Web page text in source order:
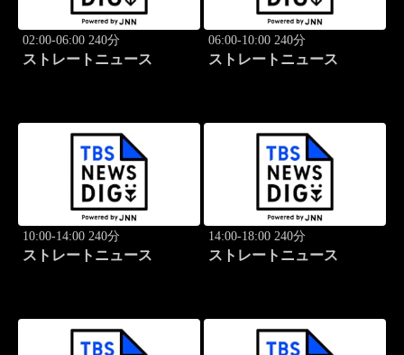
02:00-06:00 240分
ストレートニュース
06:00-10:00 240分
ストレートニュース
10:00-14:00 240分
ストレートニュース
14:00-18:00 240分
ストレートニュース